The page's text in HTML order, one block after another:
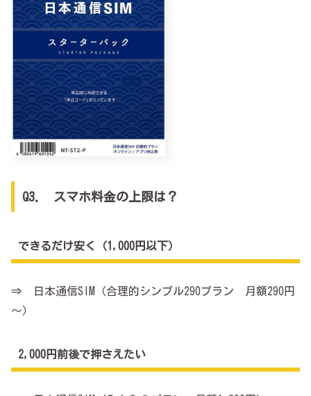
Q3. スマホ料金の上限は？
できるだけ安く（1,000円以下）
⇒ 日本通信SIM（合理的シンプル290プラン 月額290円
～）
2,000円前後で押さえたい